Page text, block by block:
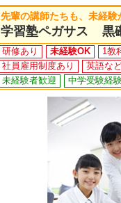
先輩の講師たちも、未経験
学習塾ペガサス 黒
研修あり 未経験OK 1教
社員雇用制度あり
英語な
未経験者歓迎
中学受験経